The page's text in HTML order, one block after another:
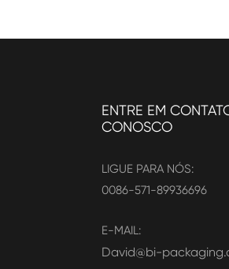
ENTRE EM
CONOSCO
LIGUE PARA NÓS:
0086-571-89936696
E-MAIL:
David@bi-